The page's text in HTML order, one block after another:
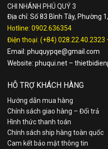
CHI NHÁNH PHÚ QUÝ 3
Địa chỉ: Số 83 Bình Tây, Phường
Hotline: 0902.636354
Điện thoại: (+84) 028.22.40.2323
Email: phuquypqe@gmail.com
Website: phuqui.net –
HỖ TRỢ KHÁCH HÀNG
Hướng dẫn mua hàng
Chính sách giao hàng – Đổi trả
Hình thức thanh toán
Chính sách ship hàng toàn quốc
Cam kết bảo mật thông tin